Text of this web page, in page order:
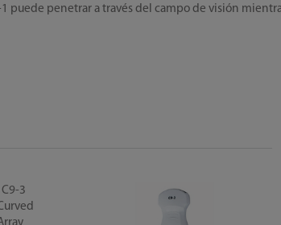
puede penetrar a través del campo de visión
C9-3